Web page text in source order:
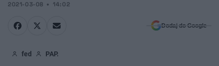
2021-03-08 14:02
Dodaj do Google
fed PAP.